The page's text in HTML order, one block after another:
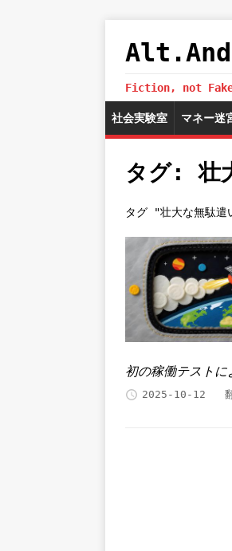
Fiction, not Fake.
社会実験室 マネー迷
タグ: 壮
タグ "壮大な無駄
初の稼働テストに
2025-10-12